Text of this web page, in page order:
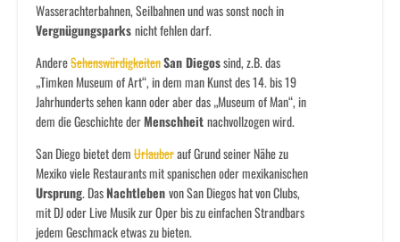
Wasserachterbahnen, Seilbahnen und was sonst noch in
Vergnügungsparksnicht fehlen darf.
AndereSehenswürdigkeitenSan Diegossind, z.B. das
„Timken Museum of Art“, in dem man Kunst des 14. bis 19
Jahrhunderts sehen kann oder aber das „Museum of Man“, in
dem die Geschichte derMenschheitnachvollzogen wird.
San Diego bietet demUrlauberauf Grund seiner Nähe zu
Mexiko viele Restaurants mit spanischen oder mexikanischen
Ursprung. DasNachtlebenvon San Diegos hat von Clubs,
mit DJ oder Live Musik zur Oper bis zu einfachen Strandbars
jedem Geschmack etwas zu bieten.